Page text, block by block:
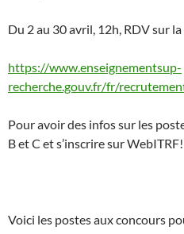
Du 2 au 30 avril, 12h, RDV sur la
https://www.enseignementsup-
recherche.gouv.fr/fr/
Pour avoir des infos sur les
B et C et s’inscrire sur WebITRF!
Voici les postes aux concours